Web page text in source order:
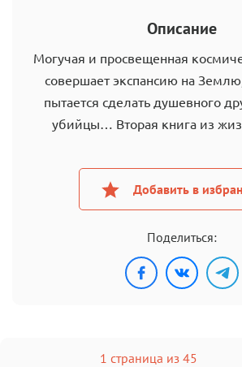
Описание
Могучая и просвещенная
совершает экспансию на
пытается сделать душевного
убийцы… Вторая книга из
Добавить в
Поделиться:
1 страница из 45